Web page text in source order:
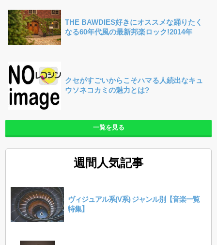
THE BAWDIES好きにオススメな踊りたく
なる60年代風の最新邦楽ロック!2014年
クセがすごいからこそハマる人続出なキュ
ウソネコカミの魅力とは?
一覧を見る
週間人気記事
ヴィジュアル系(V系) ジャンル別【音楽一覧
特集】